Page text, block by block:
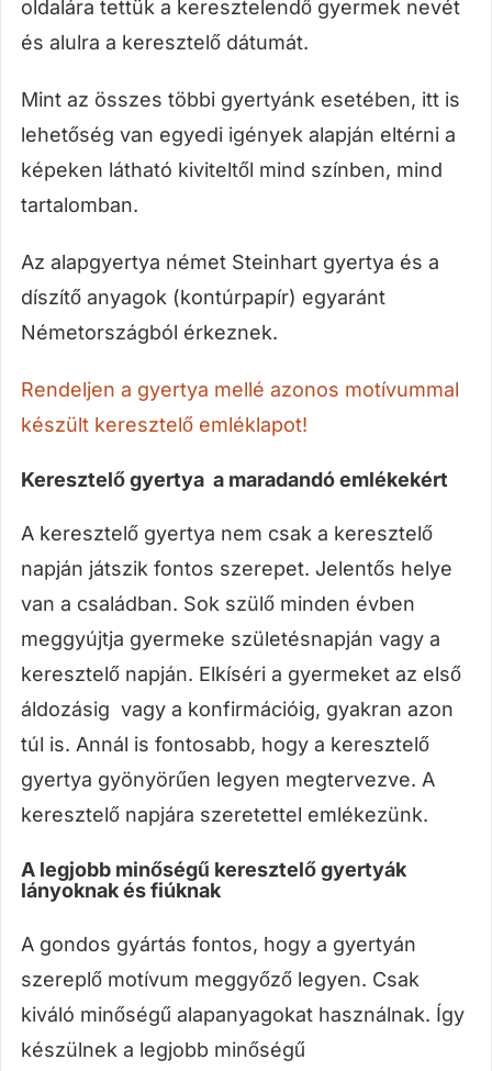
oldalára tettük a keresztelendő gyermek nevét
és alulra a keresztelő dátumát.
Mint az összes többi gyertyánk esetében, itt is
lehetőség van egyedi igények alapján eltérni a
képeken látható kiviteltől mind színben, mind
tartalomban.
Az alapgyertya német Steinhart gyertya és a
díszítő anyagok (kontúrpapír) egyaránt
Németországból érkeznek.
Rendeljen a gyertya mellé azonos motívummal
készült keresztelő emléklapot!
Keresztelő gyertya a maradandó emlékekért
A keresztelő gyertya nem csak a keresztelő
napján játszik fontos szerepet. Jelentős helye
van a családban. Sok szülő minden évben
meggyújtja gyermeke születésnapján vagy a
keresztelő napján. Elkíséri a gyermeket az első
áldozásig vagy a konfirmációig, gyakran azon
túl is. Annál is fontosabb, hogy a keresztelő
gyertya gyönyörűen legyen megtervezve. A
keresztelő napjára szeretettel emlékezünk.
A legjobb minőségű keresztelő gyertyák
lányoknak és fiúknak
A gondos gyártás fontos, hogy a gyertyán
szereplő motívum meggyőző legyen. Csak
kiváló minőségű alapanyagokat használnak. Így
készülnek a legjobb minőségű